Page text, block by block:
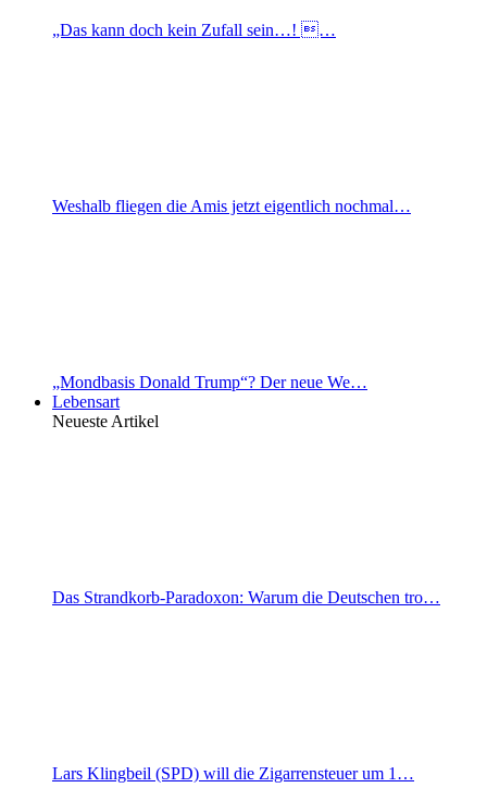
„Das kann doch kein Zufall sein…! …
Weshalb fliegen die Amis jetzt eigentlich nochmal…
„Mondbasis Donald Trump“? Der neue We…
Lebensart
Neueste Artikel
Das Strandkorb-Paradoxon: Warum die Deutschen tro…
Lars Klingbeil (SPD) will die Zigarrensteuer um 1…